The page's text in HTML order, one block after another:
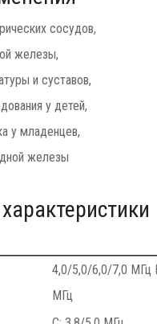
сосудов,
железы,
и суставов,
у детей,
у младенцев,
железы
4,0/5,0/6,0/7,0 МГц
МГц